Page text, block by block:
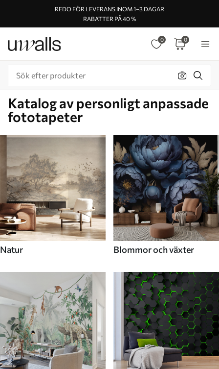
REDO FÖR LEVERANS INOM 1–3 DAGAR
RABATTER PÅ 40 %
0 0
Katalog av personligt anpassade
fototapeter
Natur Blommor och växter